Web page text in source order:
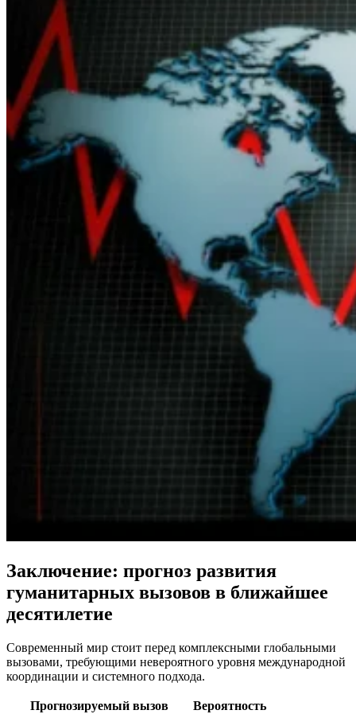
Заключение: прогноз развития
гуманитарных вызовов в ближайшее
десятилетие
Современный мир стоит перед комплексными глобальными
вызовами, требующими невероятного уровня международной
координации и системного подхода.
Прогнозируемый вызов
Вероятность